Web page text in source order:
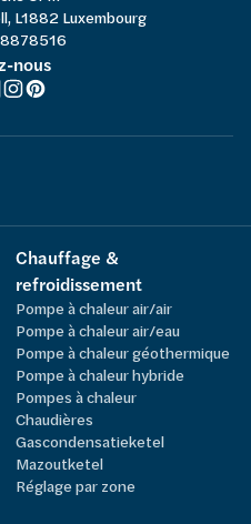
L1882 Luxembourg
nous
Chauffage &
refroidissement
Pompe à chaleur air/air
Pompe à chaleur air/eau
Pompe à chaleur géothermique
Pompe à chaleur hybride
Pompes à chaleur
Chaudières
Gascondensatieketel
Mazoutketel
Réglage par zone